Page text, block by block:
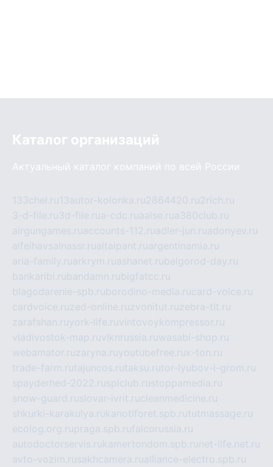
Каталог организаций
Актуальный каталог компаний по всей России
133chel.ru13autor-kolonka.ru2864420.ru2rich.ru
3-d-file.ru3d-file.rua-cdc.ruaalse.rua380club.ru
airgungames.ruaccounts-112.ruadler-jun.ruadonyev.ru
alfeihavsalnassr.rualtaipant.ruargentinamia.ru
aria-family.ruarkrym.ruashanet.rubelgorod-day.ru
bankaribi.rubandamn.rubigfatcc.ru
blagodarenie-spb.ruborodino-media.rucard-voice.ru
cardvoice.ruzed-online.ruzvonitut.ruzebra-tlt.ru
zarafshan.ruyork-life.ruvintovoykompressor.ru
vladivostok-map.ruvlknrussia.ruwasabi-shop.ru
webamator.ruzaryna.ruyoutubefree.rux-ton.ru
trade-farm.rutajuncos.rutaksu.rutor-lyubov-i-grom.ru
spayderhed-2022.rusplclub.rustoppamedia.ru
snow-guard.ruslovar-ivrit.rucleanmedicine.ru
shkurki-karakulya.rukanotiforet.spb.rututmassage.ru
ecolog.org.rupraga.spb.rufalcorussia.ru
autodoctorservis.rukamertondom.spb.ru net-life.net.ru
avto-vozim.rusakhcamera.rualliance-electro.spb.ru